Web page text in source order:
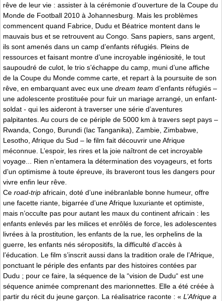
rêve de leur vie : assister à la cérémonie d’ouverture de la Coupe du
Monde de Football 2010 à Johannesburg. Mais les problèmes
commencent quand Fabrice, Dudu et Béatrice montent dans le
mauvais bus et se retrouvent au Congo. Sans papiers, sans argent,
ils sont amenés dans un camp d’enfants réfugiés. Pleins de
ressources et faisant montre d’une incroyable ingéniosité, le tout
saupoudré de culot, le trio s’échappe du camp, muni d’une affiche
de la Coupe du Monde comme carte, et repart à la poursuite de son
rêve, en embarquant avec eux une dream team d’enfants réfugiés –
une adolescente prostituée pour fuir un mariage arrangé, un enfant-
soldat - qui les aideront à traverser une série d’aventures
palpitantes. Au cours de ce périple de 5000 km à travers sept pays –
Rwanda, Congo, Burundi (lac Tanganika), Zambie, Zimbabwe,
Lesotho, Afrique du Sud – le film fait découvrir une Afrique
méconnue. L’espoir, les rires et la joie naîtront de cet incroyable
voyage... Rien n’entamera la détermination des voyageurs, et forts
d’un optimisme à toute épreuve, ils braveront tous les dangers pour
vivre enfin leur rêve.
Ce road-trip africain, doté d’une inébranlable bonne humeur, offre
une facette riante, bigarrée d’une Afrique luxuriante et optimiste,
mais n’occulte pas pour autant les maux du continent africain : les
enfants enlevés par les milices et enrôlés de force, les adolescentes
livrées à la prostitution, les enfants de la rue, les orphelins de la
guerre, les enfants nés séropositifs, la difficulté d’accès à
l’éducation. Le film s’inscrit aussi dans la tradition orale de l’Afrique,
ponctuant le périple des enfants par des histoires contées par
Dudu ; pour ce faire, la séquence de la “vision de Dudu“ est une
séquence animée comprenant des marionnettes. Elle a été créée à
partir du récit du jeune garçon. La réalisatrice raconte : « L’Afrique a